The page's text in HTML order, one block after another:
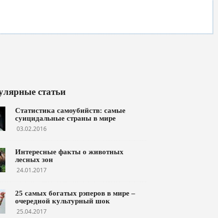
статьи
Статистика самоубийств: самые
суицидальные страны в мире
03.02.2016
Интересные факты о животных
лесных зон
24.01.2017
25 самых богатых рэперов в мире –
очередной культурный шок
25.04.2017